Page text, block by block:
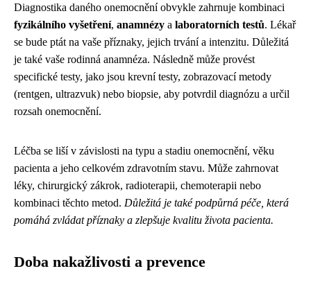
Diagnostika daného onemocnění obvykle zahrnuje kombinaci
fyzikálního vyšetření, anamnézy a laboratorních testů. Lékař
se bude ptát na vaše příznaky, jejich trvání a intenzitu. Důležitá
je také vaše rodinná anamnéza. Následně může provést
specifické testy, jako jsou krevní testy, zobrazovací metody
(rentgen, ultrazvuk) nebo biopsie, aby potvrdil diagnózu a určil
rozsah onemocnění.
Léčba se liší v závislosti na typu a stadiu onemocnění, věku
pacienta a jeho celkovém zdravotním stavu. Může zahrnovat
léky, chirurgický zákrok, radioterapii, chemoterapii nebo
kombinaci těchto metod. Důležitá je také podpůrná péče, která
pomáhá zvládat příznaky a zlepšuje kvalitu života pacienta.
Doba nakažlivosti a prevence